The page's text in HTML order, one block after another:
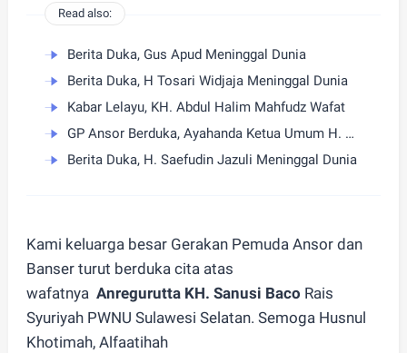
Read also:
Berita Duka, Gus Apud Meninggal Dunia
Berita Duka, H Tosari Widjaja Meninggal Dunia
Kabar Lelayu, KH. Abdul Halim Mahfudz Wafat
GP Ansor Berduka, Ayahanda Ketua Umum H. Addin Jauharudin, Bapak H. Asdum bin Artim Wafat
Berita Duka, H. Saefudin Jazuli Meninggal Dunia
Kami keluarga besar Gerakan Pemuda Ansor dan
Banser turut berduka cita atas
wafatnya Anregurutta KH. Sanusi Baco Rais
Syuriyah PWNU Sulawesi Selatan. Semoga Husnul
Khotimah, Alfaatihah